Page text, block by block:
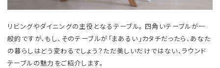
リビングやダイニングの主役となるテーブル。 四角いテーブルが一
般的ですが、もし、そのテーブルが「まあるい」カタチだったら、あなた
の暮らしはどう変わるでしょう？ただ美しいだけではない、ラウンド
テーブルの魅力をご紹介します。